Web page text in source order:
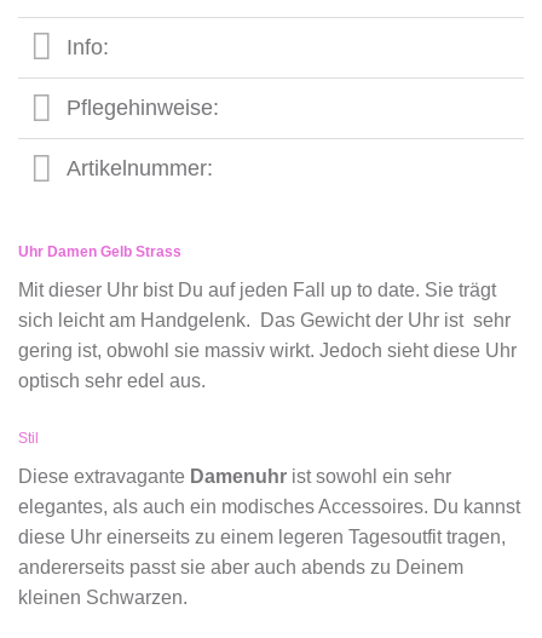
Info:
Pflegehinweise:
Artikelnummer:
Uhr Damen Gelb Strass
Mit dieser Uhr bist Du auf jeden Fall up to date. Sie trägt
sich leicht am Handgelenk. Das Gewicht der Uhr ist sehr
gering ist, obwohl sie massiv wirkt. Jedoch sieht diese Uhr
optisch sehr edel aus.
Stil
Diese extravagante Damenuhr ist sowohl ein sehr
elegantes, als auch ein modisches Accessoires. Du kannst
diese Uhr einerseits zu einem legeren Tagesoutfit tragen,
andererseits passt sie aber auch abends zu Deinem
kleinen Schwarzen.